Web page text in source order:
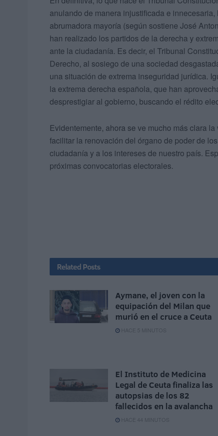
anulando de manera injustificada e
abrumadora mayoría (según sostiene José
han realizado los partidos de la derecha y
ante la ciudadanía. Es decir, el Tribunal
Derecho, al sosiego de una sociedad
una situación de extrema inseguridad jurídica.
la extrema derecha española, que han
desprestigiar al gobierno, buscando el rédito
Evidentemente, ahora se ve mucho más clara
facilitar la renovación del órgano de poder de
ciudadanía y a los intereses de nuestro país.
próximas convocatorias electorales.
Related Posts
Aymane, el joven con la
equipación del Milan que
murió en el cruce a Ceuta
HACE 5 MINUTOS
El Instituto de Medicina
Legal de Ceuta finaliza las
autopsias de los 82
fallecidos en la avalancha
HACE 44 MINUTOS